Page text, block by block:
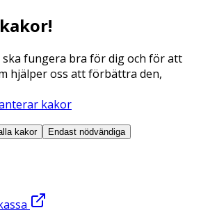
fungera bra för dig och för att
hjälper oss att förbättra den,
kakor
kakor
Endast nödvändiga